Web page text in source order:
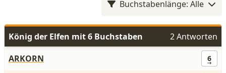
Buchstabenlänge: Alle
König der Elfen mit 6 Buchstaben
2 Antworten
ARKORN
6